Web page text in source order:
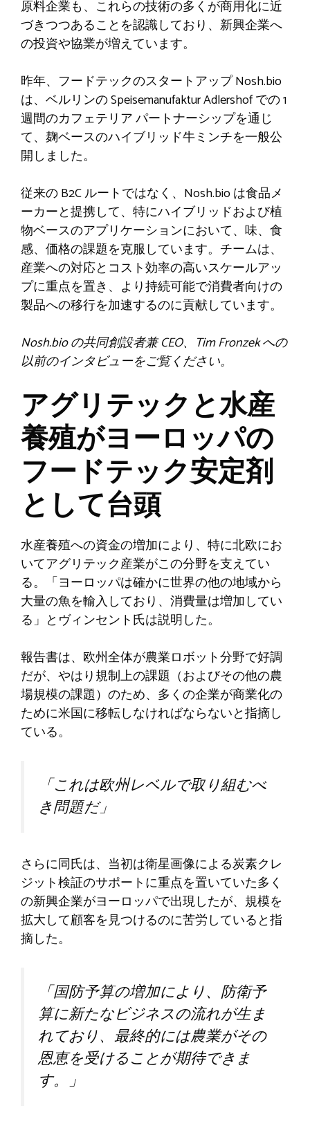
原料企業も、これらの技術の多くが商用化に近
づきつつあることを認識しており、新興企業へ
の投資や協業が増えています。
昨年、フードテックのスタートアップ Nosh.bio
は、ベルリンの Speisemanufaktur Adlershof での 1
週間のカフェテリア パートナーシップを通じ
て、麹ベースのハイブリッド牛ミンチを一般公
開しました。
従来の B2C ルートではなく、Nosh.bio は食品メ
ーカーと提携して、特にハイブリッドおよび植
物ベースのアプリケーションにおいて、味、食
感、価格の課題を克服しています。チームは、
産業への対応とコスト効率の高いスケールアッ
プに重点を置き、より持続可能で消費者向けの
製品への移行を加速するのに貢献しています。
Nosh.bio の共同創設者兼 CEO、Tim Fronzek への
以前のインタビューをご覧ください。
アグリテックと水産
養殖がヨーロッパの
フードテック安定剤
として台頭
水産養殖への資金の増加により、特に北欧にお
いてアグリテック産業がこの分野を支えてい
る。「ヨーロッパは確かに世界の他の地域から
大量の魚を輸入しており、消費量は増加してい
る」とヴィンセント氏は説明した。
報告書は、欧州全体が農業ロボット分野で好調
だが、やはり規制上の課題（およびその他の農
場規模の課題）のため、多くの企業が商業化の
ために米国に移転しなければならないと指摘し
ている。
「これは欧州レベルで取り組むべ
き問題だ」
さらに同氏は、当初は衛星画像による炭素クレ
ジット検証のサポートに重点を置いていた多く
の新興企業がヨーロッパで出現したが、規模を
拡大して顧客を見つけるのに苦労していると指
摘した。
「国防予算の増加により、防衛予
算に新たなビジネスの流れが生ま
れており、最終的には農業がその
恩恵を受けることが期待できま
す。」